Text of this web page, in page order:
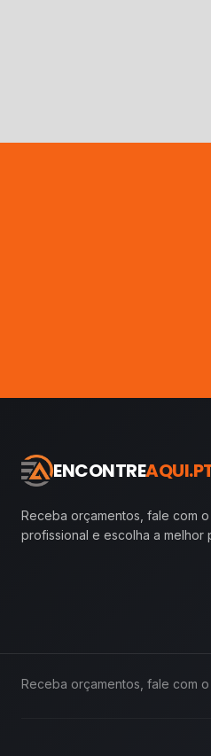
ENCONTRE
Receba orçamentos, fale com o
profissional e escolha a melhor
Receba orçamentos, fale com